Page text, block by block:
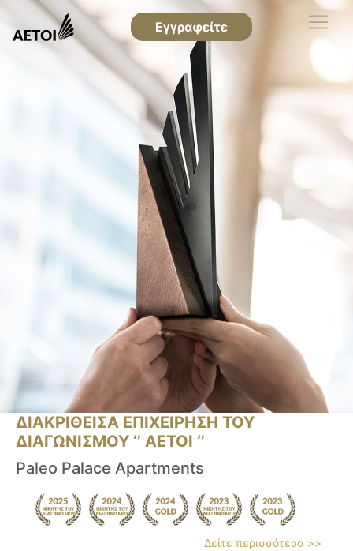
Εγγραφείτε
ΔΙΑΚΡΙΘΕΙΣΑ ΕΠΙΧΕΙΡΗΣΗ ΤΟΥ
ΔΙΑΓΩΝΙΣΜΟΥ ‘’ ΑΕΤΟΙ ‘’
Paleo Palace Apartments
Δείτε περισσότερα >>